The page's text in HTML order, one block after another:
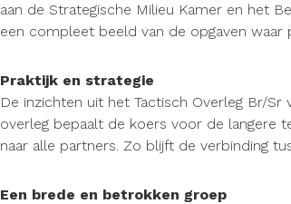
aan de Strategische Milieu Kamer en het
een compleet beeld van de opgaven waar
Praktijk en strategie
De inzichten uit het Tactisch Overleg Br/
overleg bepaalt de koers voor de langere
naar alle partners. Zo blijft de verbinding
Een brede en betrokken groep